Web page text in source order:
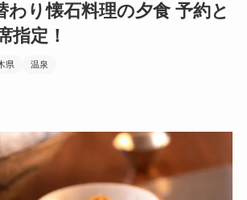
わり懐石料理の夕食 予約と
指定！
県 温泉